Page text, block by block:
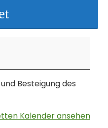
Besteigung des
Kalender ansehen